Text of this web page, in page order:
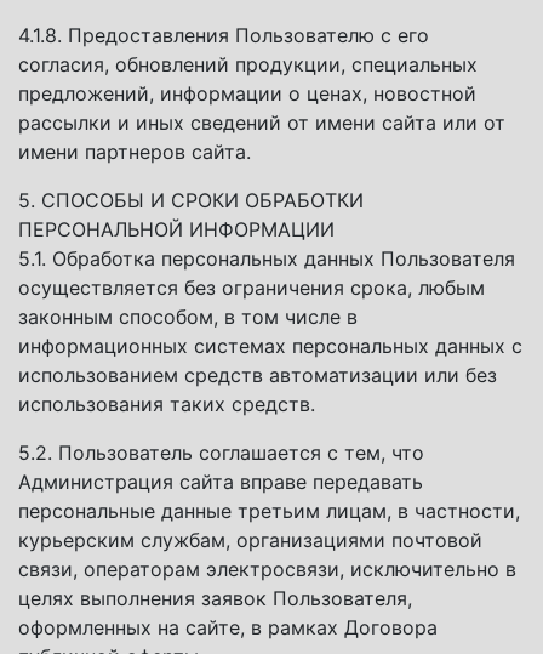
4.1.8. Предоставления Пользователю с его
согласия, обновлений продукции, специальных
предложений, информации о ценах, новостной
рассылки и иных сведений от имени сайта или от
имени партнеров сайта.
5. СПОСОБЫ И СРОКИ ОБРАБОТКИ
ПЕРСОНАЛЬНОЙ ИНФОРМАЦИИ
5.1. Обработка персональных данных Пользователя
осуществляется без ограничения срока, любым
законным способом, в том числе в
информационных системах персональных данных с
использованием средств автоматизации или без
использования таких средств.
5.2. Пользователь соглашается с тем, что
Администрация сайта вправе передавать
персональные данные третьим лицам, в частности,
курьерским службам, организациями почтовой
связи, операторам электросвязи, исключительно в
целях выполнения заявок Пользователя,
оформленных на сайте, в рамках Договора